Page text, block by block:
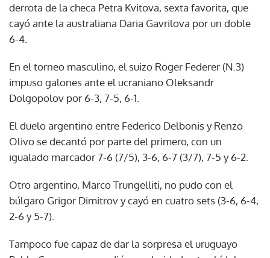
derrota de la checa Petra Kvitova, sexta favorita, que
cayó ante la australiana Daria Gavrilova por un doble
6-4.
En el torneo masculino, el suizo Roger Federer (N.3)
impuso galones ante el ucraniano Oleksandr
Dolgopolov por 6-3, 7-5, 6-1.
El duelo argentino entre Federico Delbonis y Renzo
Olivo se decantó por parte del primero, con un
igualado marcador 7-6 (7/5), 3-6, 6-7 (3/7), 7-5 y 6-2.
Otro argentino, Marco Trungelliti, no pudo con el
búlgaro Grigor Dimitrov y cayó en cuatro sets (3-6, 6-4,
2-6 y 5-7).
Tampoco fue capaz de dar la sorpresa el uruguayo